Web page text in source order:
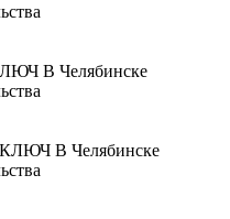
В Челябинске
В Челябинске